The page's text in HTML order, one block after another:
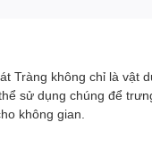
Tràng không chỉ là vật
sử dụng chúng để
không gian.